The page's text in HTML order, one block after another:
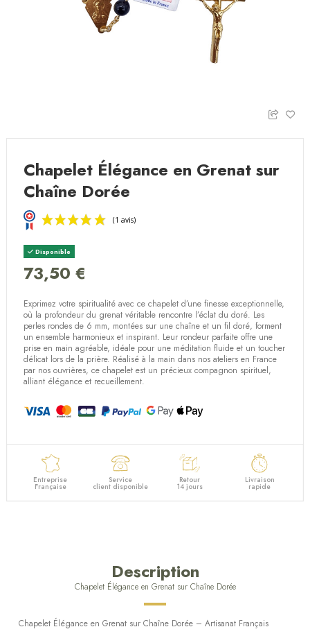
Chapelet Élégance en Grenat sur
Chaîne Dorée
(1 avis)
Disponible
73,50 €
Exprimez votre spiritualité avec ce chapelet d’une finesse exceptionnelle,
où la profondeur du grenat véritable rencontre l’éclat du doré. Les
perles rondes de 6 mm, montées sur une chaîne et un fil doré, forment
un ensemble harmonieux et inspirant. Leur rondeur parfaite offre une
prise en main agréable, idéale pour une méditation fluide et un toucher
délicat lors de la prière. Réalisé à la main dans nos ateliers en France
par nos ouvrières, ce chapelet est un précieux compagnon spirituel,
alliant élégance et recueillement.
Entreprise
Française
Service
client disponible
Retour
14 jours
Livraison
rapide
Description
Chapelet Élégance en Grenat sur Chaîne Dorée
Chapelet Élégance en Grenat sur Chaîne Dorée – Artisanat Français